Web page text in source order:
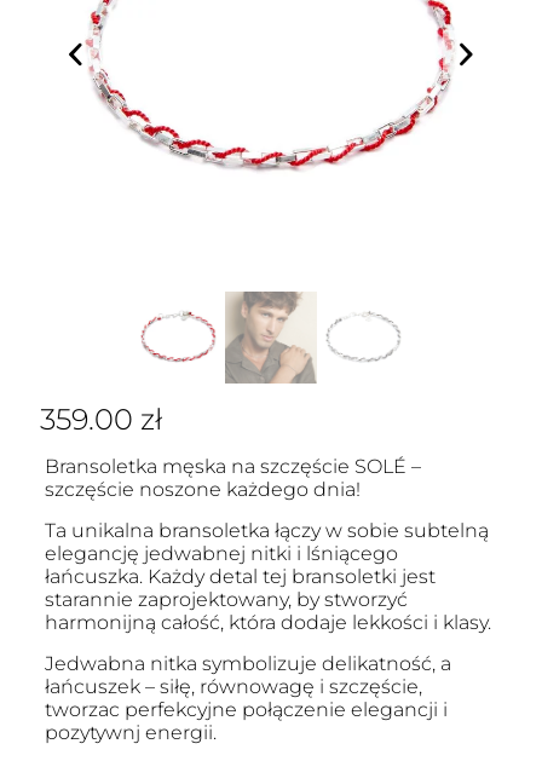
359.00 zł
Bransoletka męska na szczęście SOLÉ –
szczęście noszone każdego dnia!
Ta unikalna bransoletka łączy w sobie subtelną
elegancję jedwabnej nitki i lśniącego
łańcuszka. Każdy detal tej bransoletki jest
starannie zaprojektowany, by stworzyć
harmonijną całość, która dodaje lekkości i klasy.
Jedwabna nitka symbolizuje delikatność, a
łańcuszek – siłę, równowagę i szczęście,
tworzac perfekcyjne połączenie elegancji i
pozytywnj energii.